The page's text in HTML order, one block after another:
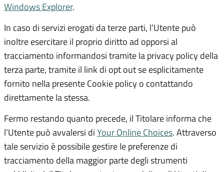
Windows Explorer.
In caso di servizi erogati da terze parti, l’Utente può
inoltre esercitare il proprio diritto ad opporsi al
tracciamento informandosi tramite la privacy policy della
terza parte, tramite il link di opt out se esplicitamente
fornito nella presente Cookie policy o contattando
direttamente la stessa.
Fermo restando quanto precede, il Titolare informa che
l’Utente può avvalersi di Your Online Choices. Attraverso
tale servizio è possibile gestire le preferenze di
tracciamento della maggior parte degli strumenti